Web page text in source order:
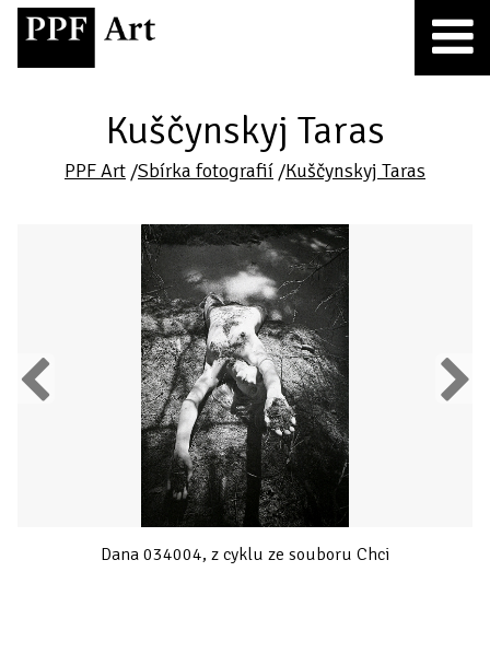
Kuščynskyj Taras
PPF Art /Sbírka fotografií /Kuščynskyj Taras
Previous
Dana 034004, z cyklu ze souboru Chci
Next